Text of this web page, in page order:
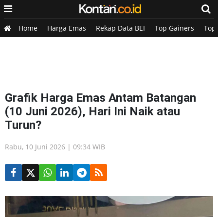
Home Harga Emas Rekap Data BEI Top Gainers Top
Grafik Harga Emas Antam Batangan
(10 Juni 2026), Hari Ini Naik atau
Turun?
Rabu, 10 Juni 2026 | 09:34 WIB